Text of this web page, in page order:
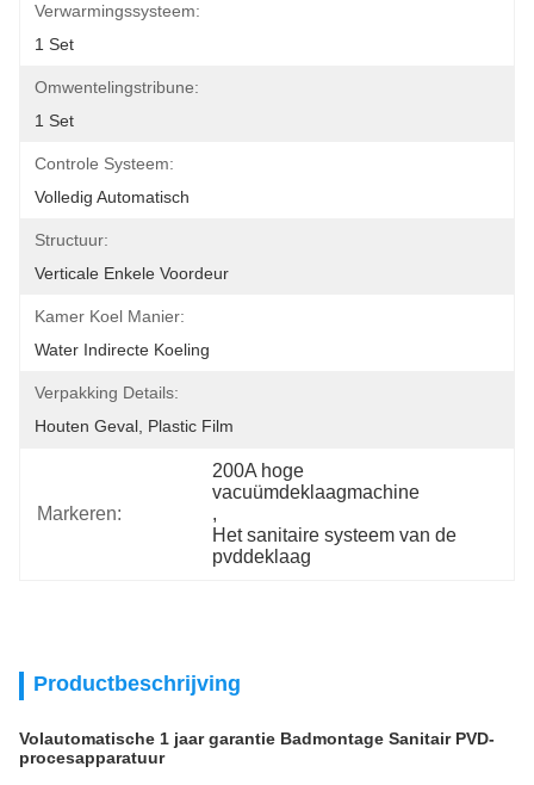
Verwarmingssysteem:
1 Set
Omwentelingstribune:
1 Set
Controle Systeem:
Volledig Automatisch
Structuur:
Verticale Enkele Voordeur
Kamer Koel Manier:
Water Indirecte Koeling
Verpakking Details:
Houten Geval, Plastic Film
Markeren:
200A hoge
vacuümdeklaagmachine
,
Het sanitaire systeem van de
pvddeklaag
Productbeschrijving
Volautomatische 1 jaar garantie Badmontage Sanitair PVD-
procesapparatuur